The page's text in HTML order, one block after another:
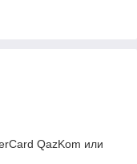
QazKom или